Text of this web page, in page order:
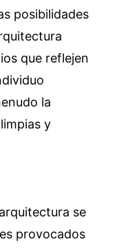
posibilidades
que reflejen
la
y
se
provocados